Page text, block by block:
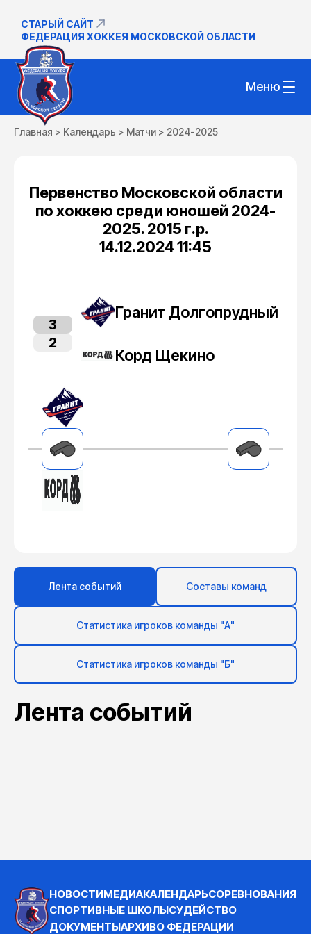
СТАРЫЙ САЙТ
ФЕДЕРАЦИЯ ХОККЕЯ МОСКОВСКОЙ ОБЛАСТИ
Меню
Главная > Календарь > Матчи > 2024-2025
Первенство Московской области
по хоккею среди юношей 2024-
2025. 2015 г.р.
14.12.2024 11:45
Гранит Долгопрудный
3
2
Корд Щекино
Лента событий Составы команд
Статистика игроков команды "А"
Статистика игроков команды "Б"
Лента событий
НОВОСТИМЕДИАКАЛЕНДАРЬСОРЕВНОВАНИЯ
СПОРТИВНЫЕ ШКОЛЫСУДЕЙСТВО
ДОКУМЕНТЫАРХИВО ФЕДЕРАЦИИ